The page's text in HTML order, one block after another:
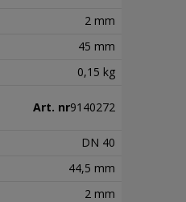
2 mm
45 mm
0,15 kg
Art. nr9140272
DN 40
44,5 mm
2 mm